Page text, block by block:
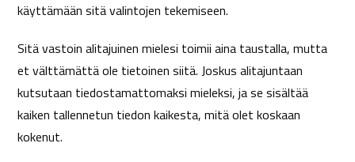
käyttämään sitä valintojen tekemiseen.
Sitä vastoin alitajuinen mielesi toimii aina taustalla, mutta
et välttämättä ole tietoinen siitä. Joskus alitajuntaan
kutsutaan tiedostamattomaksi mieleksi, ja se sisältää
kaiken tallennetun tiedon kaikesta, mitä olet koskaan
kokenut.